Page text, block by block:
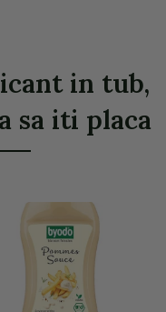
in tub,
sa iti placa